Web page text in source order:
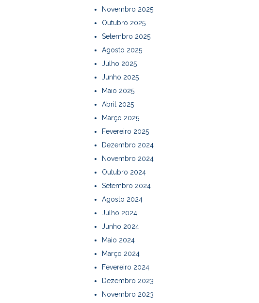
Novembro 2025
Outubro 2025
Setembro 2025
Agosto 2025
Julho 2025
Junho 2025
Maio 2025
Abril 2025
Março 2025
Fevereiro 2025
Dezembro 2024
Novembro 2024
Outubro 2024
Setembro 2024
Agosto 2024
Julho 2024
Junho 2024
Maio 2024
Março 2024
Fevereiro 2024
Dezembro 2023
Novembro 2023